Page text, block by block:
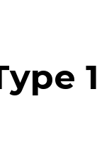
1